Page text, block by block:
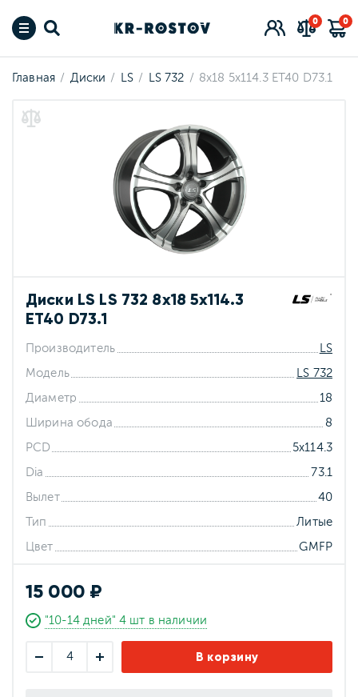
0 0
Главная Диски LS LS 732 8x18 5x114.3 ET40 D73.1
Диски LS LS 732 8x18 5x114.3
ET40 D73.1
Производитель LS
Модель LS 732
Диаметр 18
Ширина обода 8
PCD 5x114.3
Dia 73.1
Вылет 40
Тип Литые
Цвет GMFP
15 000 ₽
"10-14 дней" 4 шт в наличии
В корзину